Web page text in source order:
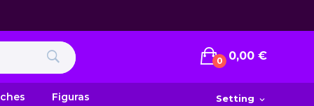
0 0,00 €
Figuras Setting expand_more